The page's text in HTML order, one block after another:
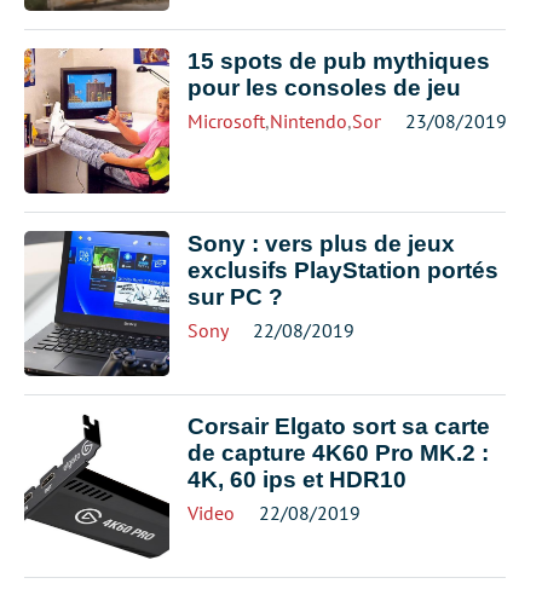
15 spots de pub mythiques
pour les consoles de jeu
Microsoft,Nintendo,Sony 23/08/2019
Sony : vers plus de jeux
exclusifs PlayStation portés
sur PC ?
Sony 22/08/2019
Corsair Elgato sort sa carte
de capture 4K60 Pro MK.2 :
4K, 60 ips et HDR10
Video 22/08/2019